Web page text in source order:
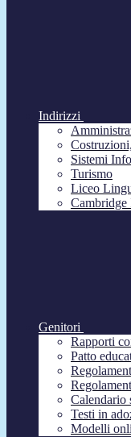
Indirizzi
Sistemi
Turismo
Liceo
Genitori
Rapporti
Patto
Calendario
Testi in
Modelli